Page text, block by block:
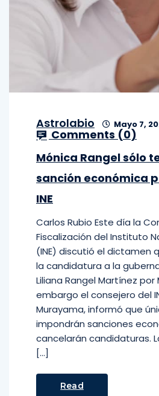
Astrolabio Mayo 7,
Comments (0)
Mónica Rangel sólo
sanción económica
INE
Carlos Rubio Este día la
Fiscalización del Instituto
(INE) discutió el dictamen
la candidatura a la
Liliana Rangel Martínez por
embargo el consejero del
Murayama, informó que
impondrán sanciones
cancelarán candidaturas.
[…]
Read